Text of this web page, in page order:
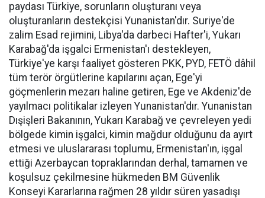
paydası Türkiye, sorunların oluşturanı veya
oluşturanların destekçisi Yunanistan'dır. Suriye'de
zalim Esad rejimini, Libya'da darbeci Hafter'i, Yukarı
Karabağ'da işgalci Ermenistan'ı destekleyen,
Türkiye'ye karşı faaliyet gösteren PKK, PYD, FETÖ dâhil
tüm terör örgütlerine kapılarını açan, Ege'yi
göçmenlerin mezarı haline getiren, Ege ve Akdeniz'de
yayılmacı politikalar izleyen Yunanistan'dır. Yunanistan
Dışişleri Bakanının, Yukarı Karabağ ve çevreleyen yedi
bölgede kimin işgalci, kimin mağdur olduğunu da ayırt
etmesi ve uluslararası toplumu, Ermenistan'ın, işgal
ettiği Azerbaycan topraklarından derhal, tamamen ve
koşulsuz çekilmesine hükmeden BM Güvenlik
Konseyi Kararlarına rağmen 28 yıldır süren yasadışı